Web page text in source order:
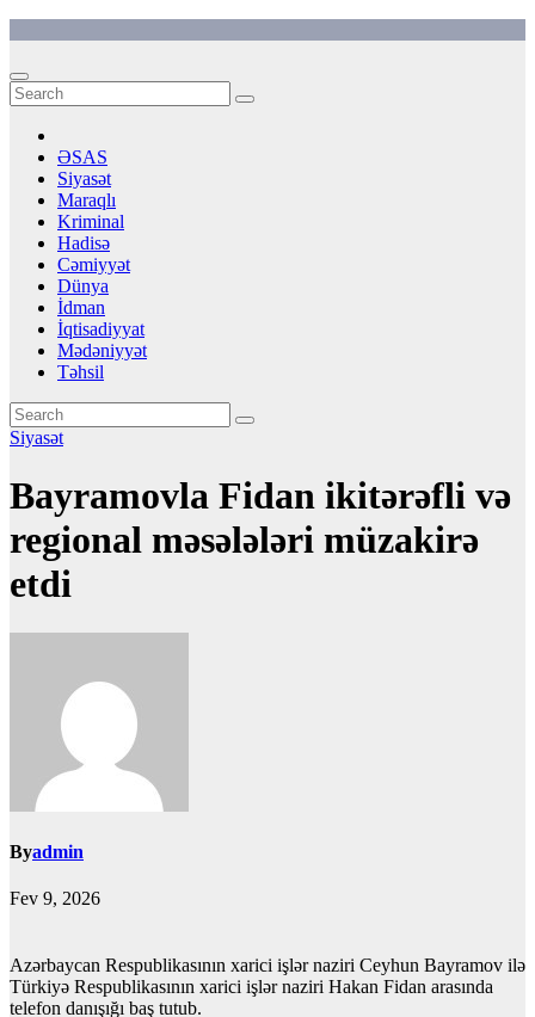
content
ƏSAS
Siyasət
Maraqlı
Kriminal
Hadisə
Cəmiyyət
Dünya
İdman
İqtisadiyyat
Mədəniyyət
Təhsil
Siyasət
Bayramovla Fidan ikitərəfli və
regional məsələləri müzakirə
etdi
Byadmin
Fev 9, 2026
Azərbaycan Respublikasının xarici işlər naziri Ceyhun Bayramov ilə
Türkiyə Respublikasının xarici işlər naziri Hakan Fidan arasında
telefon danışığı baş tutub.